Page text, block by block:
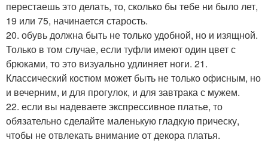
перестаешь это делать, то, сколько бы тебе ни было лет,
19 или 75, начинается старость.
20. обувь должна быть не только удобной, но и изящной.
Только в том случае, если туфли имеют один цвет с
брюками, то это визуально удлиняет ноги. 21.
Классический костюм может быть не только офисным, но
и вечерним, и для прогулок, и для завтрака с мужем.
22. если вы надеваете экспрессивное платье, то
обязательно сделайте маленькую гладкую прическу,
чтобы не отвлекать внимание от декора платья.